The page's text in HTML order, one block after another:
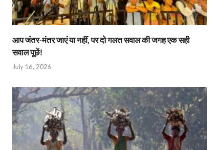
आप जंतर-मंतर जाएं या नहीं, पर दो गलत सवाल की जगह एक सही
सवाल पूछें!
July 16, 2026